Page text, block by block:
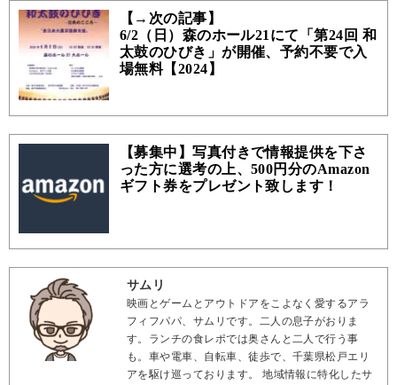
【→次の記事】
6/2（日）森のホール21にて「第24回 和
太鼓のひびき」が開催、予約不要で入
場無料【2024】
【募集中】写真付きで情報提供を下さ
った方に選考の上、500円分のAmazon
ギフト券をプレゼント致します！
サムリ
映画とゲームとアウトドアをこよなく愛するアラ
フィフパパ、サムリです。二人の息子がおりま
す。ランチの食レポでは奥さんと二人で行う事
も。車や電車、自転車、徒歩で、千葉県松戸エリ
アを駆け巡っております。 地域情報に特化したサ